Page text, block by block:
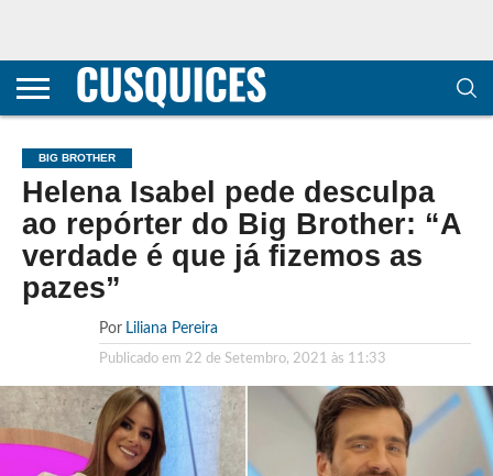
CONTACTOS
HOME
POLÍTICA DE
E COOKIES
SOBRE
TERMOS E
TRANSPARÊNCIA
METODOLOGIA
BIG BROTHER
Helena Isabel pede desculpa
ao repórter do Big Brother: “A
verdade é que já fizemos as
pazes”
Por Liliana Pereira
Publicado em 22 de Setembro, 2021 às 11:33